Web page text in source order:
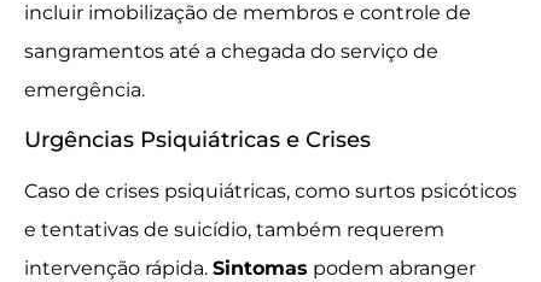
incluir imobilização de membros e controle de
sangramentos até a chegada do serviço de
emergência.
Urgências Psiquiátricas e Crises
Caso de crises psiquiátricas, como surtos psicóticos
e tentativas de suicídio, também requerem
intervenção rápida. Sintomas podem abranger